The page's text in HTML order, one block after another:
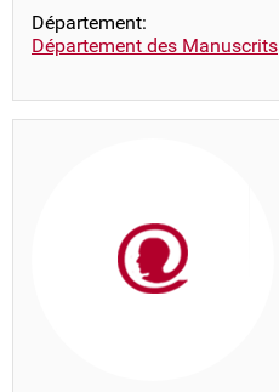
Département:
Département des Manuscrits